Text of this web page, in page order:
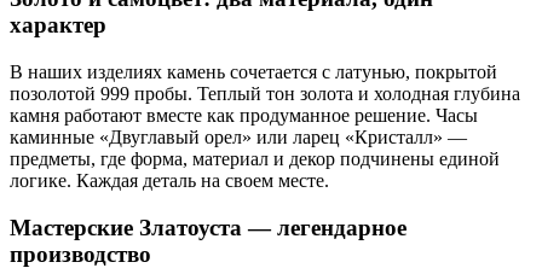
характер
В наших изделиях камень сочетается с латунью, покрытой
позолотой 999 пробы. Теплый тон золота и холодная глубина
камня работают вместе как продуманное решение. Часы
каминные «Двуглавый орел» или ларец «Кристалл» —
предметы, где форма, материал и декор подчинены единой
логике. Каждая деталь на своем месте.
Мастерские Златоуста — легендарное
производство